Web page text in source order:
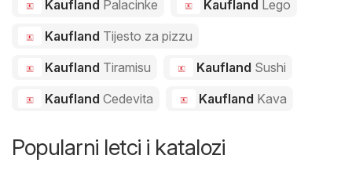
Kaufland Palacinke Kaufland Lego
Kaufland Tijesto za pizzu
Kaufland Tiramisu Kaufland Sushi
Kaufland Cedevita Kaufland Kava
Popularni letci i katalozi